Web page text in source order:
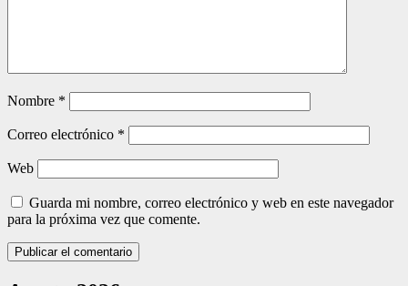
Nombre *
Correo electrónico *
Web
Guarda mi nombre, correo electrónico y web en este navegador
para la próxima vez que comente.